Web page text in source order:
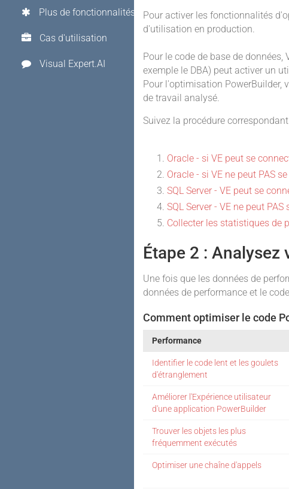
Pour activer les fonctionnalités
d'utilisation en production.
Pour le code de base de
exemple le DBA) peut activer un
Pour l'optimisation PowerBuilder,
de travail analysé.
Suivez la procédure
Oracle - si VE peut se
Oracle - si VE ne peut PAS
SQL Server - VE peut se
SQL Server - VE ne peut
Collecter les statistiques de
Étape 2 : Analysez
Une fois que les données de
données de performance et le
Comment optimiser le code
Performance
Identifier le code lent et les goulets
d'étranglement
Améliorer l'Expérience utilisateur
d'une application PowerBuilder
Trouver les objets les plus
fréquemment exécutés
Optimiser une chaîne d'appels
Plus de fonctionnalités
Cas d'utilisation
Visual Expert.AI